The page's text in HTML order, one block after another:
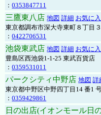
： 0353847711
三鷹東八店 地図 詳細 お気に
東京都調布市深大寺東町８丁目
： 0422706531
池袋東武店 地図 詳細 お気に
豊島区西池袋1-1-25 東武百貨
： 0359531011
パークシティ中野店 地図 詳
東京都中野区中野四丁目14 番1
： 0359429861
日の出店(イオンモール日